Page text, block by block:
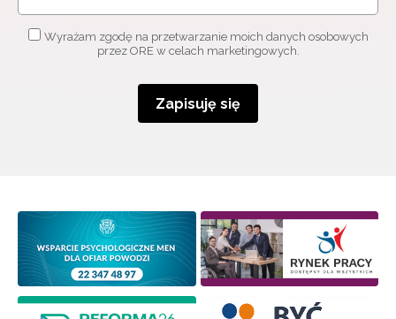
Wyrażam zgodę na przetwarzanie moich danych osobowych
przez ORE w celach marketingowych.
Zapisuję się
osobowych przez ORE w celach marketingowych.
Zapisuję się